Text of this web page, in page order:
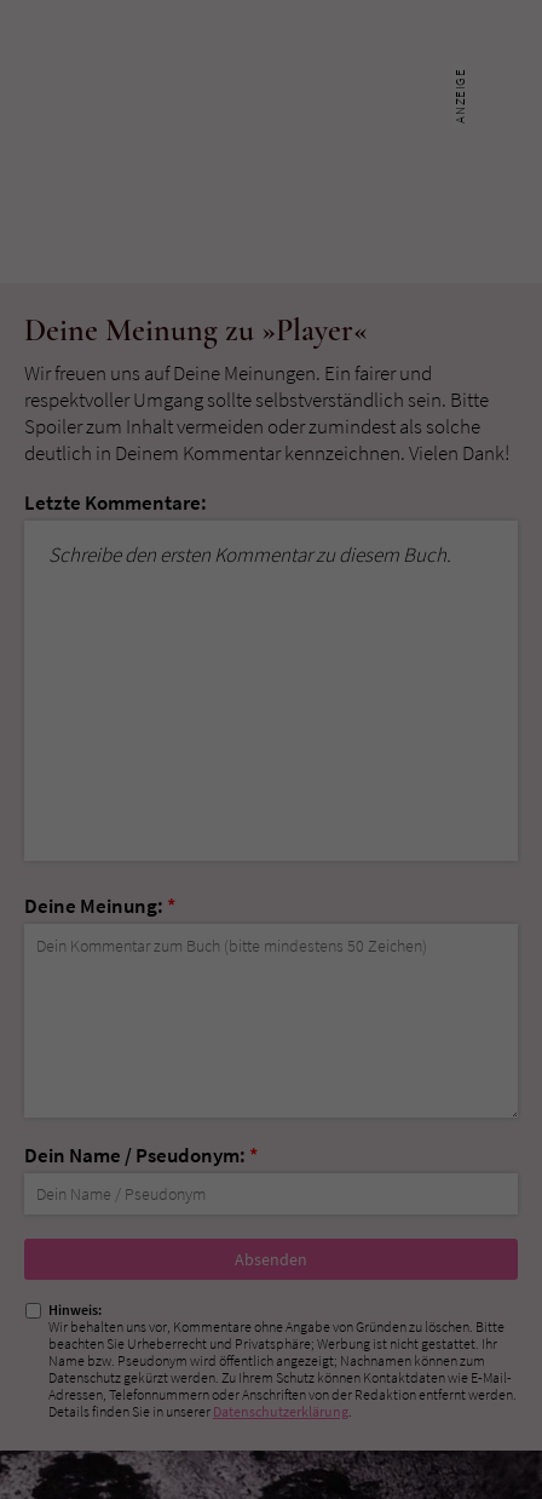
Deine Meinung zu »Player«
Wir freuen uns auf Deine Meinungen. Ein fairer und
respektvoller Umgang sollte selbstverständlich sein. Bitte
Spoiler zum Inhalt vermeiden oder zumindest als solche
deutlich in Deinem Kommentar kennzeichnen. Vielen Dank!
Letzte Kommentare:
Schreibe den ersten Kommentar zu diesem Buch.
Deine Meinung: *
Dein Name / Pseudonym: *
Nicht
ausfüllen!
Hinweis:
Wir behalten uns vor, Kommentare ohne Angabe von Gründen zu löschen. Bitte
beachten Sie Urheberrecht und Privatsphäre; Werbung ist nicht gestattet. Ihr
Name bzw. Pseudonym wird öffentlich angezeigt; Nachnamen können zum
Datenschutz gekürzt werden. Zu Ihrem Schutz können Kontaktdaten wie E-Mail-
Adressen, Telefonnummern oder Anschriften von der Redaktion entfernt werden.
Details finden Sie in unserer Datenschutzerklärung.